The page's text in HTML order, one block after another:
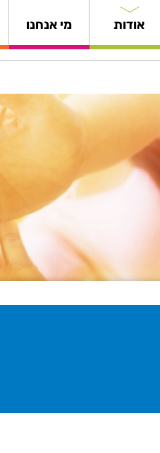
אודות מי אנחנו